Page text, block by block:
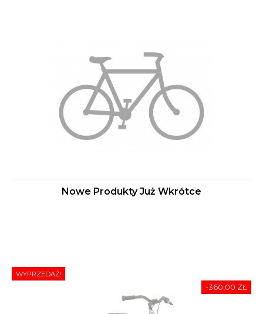
Nowe Produkty Już Wkrótce
WYPRZEDAŻ!
-360,00 ZŁ